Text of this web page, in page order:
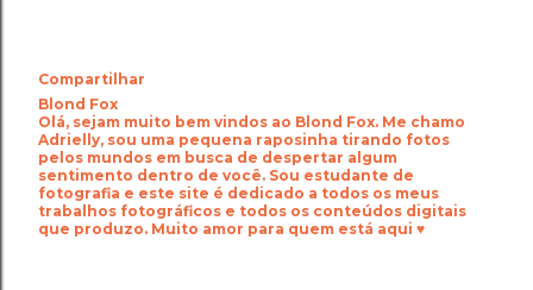
Compartilhar
Blond Fox
Olá, sejam muito bem vindos ao Blond Fox. Me chamo
Adrielly, sou uma pequena raposinha tirando fotos
pelos mundos em busca de despertar algum
sentimento dentro de você. Sou estudante de
fotografia e este site é dedicado a todos os meus
trabalhos fotográficos e todos os conteúdos digitais
que produzo. Muito amor para quem está aqui ♥